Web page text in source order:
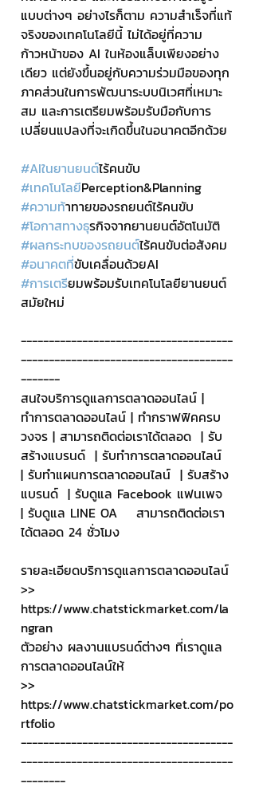
แบบต่างๆ อย่างไรก็ตาม ความสำเร็จที่แท้
จริงของเทคโนโลยีนี้ ไม่ได้อยู่ที่ความ
ก้าวหน้าของ AI ในห้องแล็บเพียงอย่าง
เดียว แต่ยังขึ้นอยู่กับความร่วมมือของทุก
ภาคส่วนในการพัฒนาระบบนิเวศที่เหมาะ
สม และการเตรียมพร้อมรับมือกับการ
เปลี่ยนแปลงที่จะเกิดขึ้นในอนาคตอีกด้วย
#AIในยานยนต์ไร้คนขับ
#เทคโนโลยีPerception&Planning
#ความท้าทายของรถยนต์ไร้คนขับ
#โอกาสทางธุรกิจจากยานยนต์อัตโนมัติ
#ผลกระทบของรถยนต์ไร้คนขับต่อสังคม
#อนาคตที่ขับเคลื่อนด้วยAI
#การเตรียมพร้อมรับเทคโนโลยียานยนต์
สมัยใหม่
--------------------------------------
--------------------------------------
-------
สนใจบริการดูแลการตลาดออนไลน์ |
ทำการตลาดออนไลน์ | ทำกราฟฟิคครบ
วงจร | สามารถติดต่อเราได้ตลอด  | รับ
สร้างแบรนด์  | รับทำการตลาดออนไลน์
| รับทำแผนการตลาดออนไลน์  | รับสร้าง
แบรนด์  | รับดูแล Facebook แฟนเพจ
| รับดูแล LINE OA    สามารถติดต่อเรา
ได้ตลอด 24 ชั่วโมง
รายละเอียดบริการดูแลการตลาดออนไลน์
>>
https://www.chatstickmarket.com/la
ngran
ตัวอย่าง ผลงานแบรนด์ต่างๆ ที่เราดูแล
การตลาดออนไลน์ให้
>>
https://www.chatstickmarket.com/po
rtfolio
--------------------------------------
--------------------------------------
--------